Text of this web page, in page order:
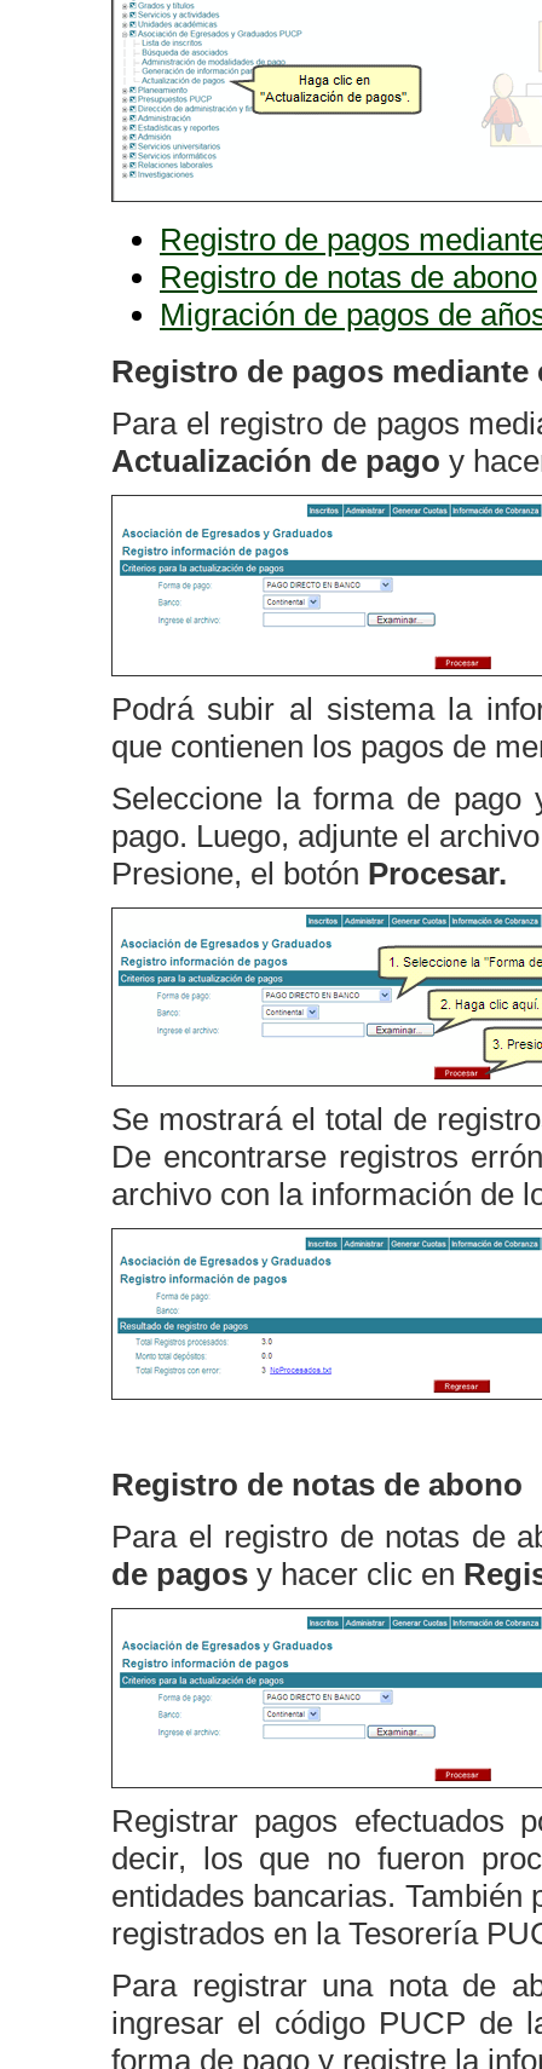
Registro de pagos
Registro de notas de abono
Migración de pagos de
Registro de pagos mediante
Para el registro de pagos
Actualización de pago y
Podrá subir al sistema la
que contienen los pagos de
Seleccione la forma de
pago. Luego, adjunte el
Presione, el botón Procesar.
Se mostrará el total de
De encontrarse registros
archivo con la información de
Registro de notas de abono
Para el registro de notas de
de pagos y hacer clic en
Registrar pagos efectuados
decir, los que no fueron
entidades bancarias.
registrados en la Tesorería
Para registrar una nota de
ingresar el código PUCP de
forma de pago y registre la